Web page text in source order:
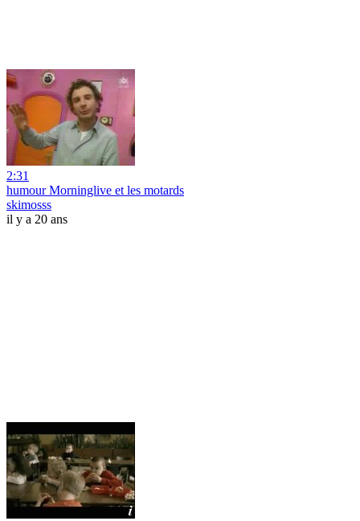
2:31
humour Morninglive et les motards
skimosss
il y a 20 ans